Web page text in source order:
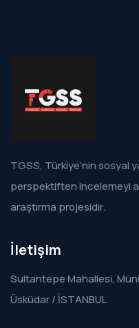
TGSS, Türkiye’nin sosyal
perspektiften incelemeyi
araştırma projesidir.
İletişim
Sultantepe Mahallesi,
Üsküdar / İSTANBUL